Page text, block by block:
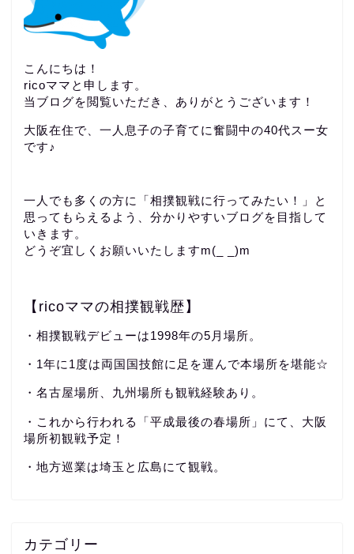
こんにちは！
ricoママと申します。
当ブログを閲覧いただき、ありがとうございます！
大阪在住で、一人息子の子育てに奮闘中の40代スー女
です♪
一人でも多くの方に「相撲観戦に行ってみたい！」と
思ってもらえるよう、分かりやすいブログを目指して
いきます。
どうぞ宜しくお願いいたしますm(_ _)m
【ricoママの相撲観戦歴】
・相撲観戦デビューは1998年の5月場所。
・1年に1度は両国国技館に足を運んで本場所を堪能☆
・名古屋場所、九州場所も観戦経験あり。
・これから行われる「平成最後の春場所」にて、大阪
場所初観戦予定！
・地方巡業は埼玉と広島にて観戦。
カテゴリー